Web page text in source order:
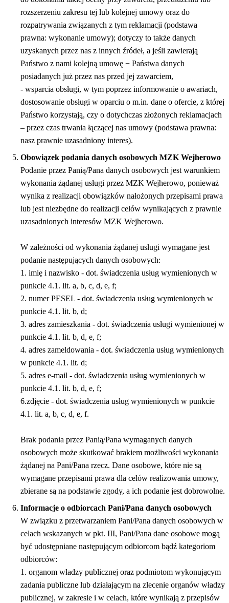
rozszerzeniu zakresu tej lub kolejnej umowy oraz do
rozpatrywania związanych z tym reklamacji (podstawa
prawna: wykonanie umowy); dotyczy to także danych
uzyskanych przez nas z innych źródeł, a jeśli zawierają
Państwo z nami kolejną umowę − Państwa danych
posiadanych już przez nas przed jej zawarciem,
- wsparcia obsługi, w tym poprzez informowanie o awariach,
dostosowanie obsługi w oparciu o m.in. dane o ofercie, z której
Państwo korzystają, czy o dotychczas złożonych reklamacjach
– przez czas trwania łączącej nas umowy (podstawa prawna:
nasz prawnie uzasadniony interes).
Obowiązek podania danych osobowych MZK Wejherowo
Podanie przez Panią/Pana danych osobowych jest warunkiem
wykonania żądanej usługi przez MZK Wejherowo, ponieważ
wynika z realizacji obowiązków nałożonych przepisami prawa
lub jest niezbędne do realizacji celów wynikających z prawnie
uzasadnionych interesów MZK Wejherowo.
W zależności od wykonania żądanej usługi wymagane jest
podanie następujących danych osobowych:
1. imię i nazwisko - dot. świadczenia usług wymienionych w
punkcie 4.1. lit. a, b, c, d, e, f;
2. numer PESEL - dot. świadczenia usług wymienionych w
punkcie 4.1. lit. b, d;
3. adres zamieszkania - dot. świadczenia usługi wymienionej w
punkcie 4.1. lit. b, d, e, f;
4. adres zameldowania - dot. świadczenia usług wymienionych
w punkcie 4.1. lit. d;
5. adres e-mail - dot. świadczenia usług wymienionych w
punkcie 4.1. lit. b, d, e, f;
6.zdjęcie - dot. świadczenia usług wymienionych w punkcie
4.1. lit. a, b, c, d, e, f.
Brak podania przez Panią/Pana wymaganych danych
osobowych może skutkować brakiem możliwości wykonania
żądanej na Pani/Pana rzecz. Dane osobowe, które nie są
wymagane przepisami prawa dla celów realizowania umowy,
zbierane są na podstawie zgody, a ich podanie jest dobrowolne.
Informacje o odbiorcach Pani/Pana danych osobowych
W związku z przetwarzaniem Pani/Pana danych osobowych w
celach wskazanych w pkt. III, Pani/Pana dane osobowe mogą
być udostępniane następującym odbiorcom bądź kategoriom
odbiorców:
1. organom władzy publicznej oraz podmiotom wykonującym
zadania publiczne lub działającym na zlecenie organów władzy
publicznej, w zakresie i w celach, które wynikają z przepisów